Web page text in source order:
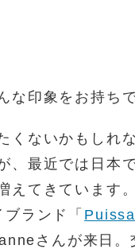
な印象をお持ち
くないかもしれ
、最近では日本
えてきています。
ランド「
さんが来日。